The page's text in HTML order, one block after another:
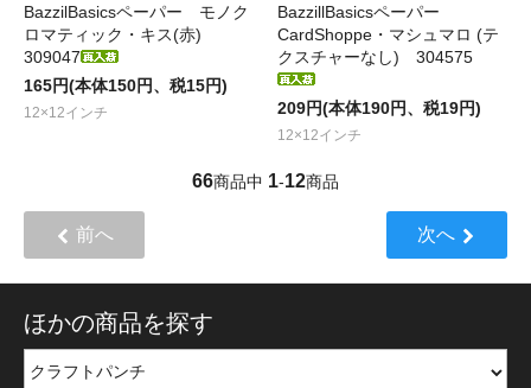
BazzilBasicsペーパー モノク
ロマティック・キス(赤)
309047
165円(本体150円、税15円)
12×12インチ
BazzillBasicsペーパー
CardShoppe・マシュマロ (テ
クスチャーなし) 304575
209円(本体190円、税19円)
12×12インチ
66商品中 1-12商品
前へ 次へ
ほかの商品を探す